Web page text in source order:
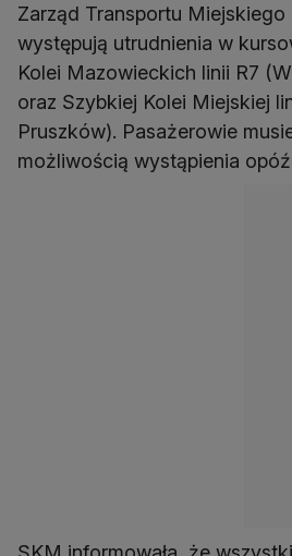
Zarząd Transportu Miejskiego
występują utrudnienia w
Kolei Mazowieckich linii R7
oraz Szybkiej Kolei Miejskiej
Pruszków). Pasażerowie
możliwością wystąpienia